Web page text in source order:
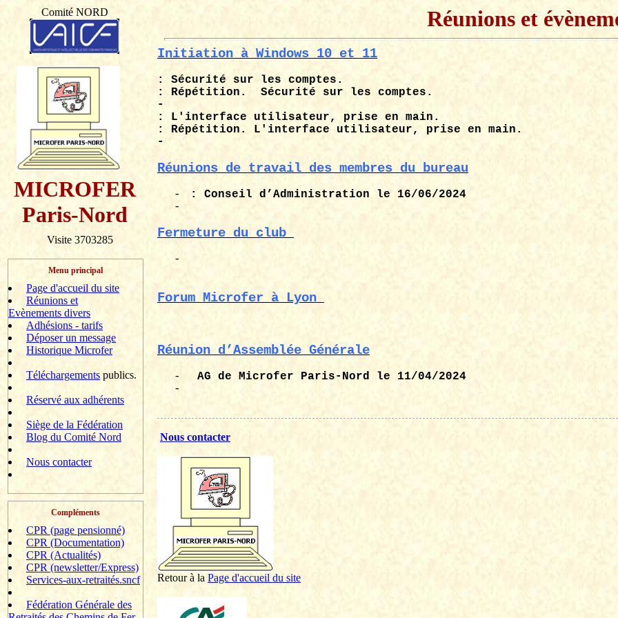
Comité NORD
MICROFER
Paris-Nord
Visite 3703285
Menu principal
Page d'accueil du site
Réunions et
Evènements divers
Adhésions - tarifs
Déposer un message
Historique Microfer
Téléchargements publics.
Réservé aux adhérents
Siège de la Fédération
Blog du Comité Nord
Nous contacter
Compléments
CPR (page pensionné)
CPR (Documentation)
CPR (Actualités)
CPR (newsletter/Express)
Services-aux-retraités.sncf
Fédération Générale des
Réunions et
Initiation à Windows 10 et 11
: Sécurité sur les comptes.
: Répétition.
Sécurité sur les comptes.
-
: L'interface utilisateur, prise en main.
: Répétition. L'interface utilisateur, prise en main.
-
Réunions de travail des membres du bureau
-
: Conseil d’Administration le 16/06/2024
-
Fermeture du club
-
Forum Microfer à Lyon
Réunion d’Assemblée Générale
- AG de Microfer Paris-Nord le 11/04/2024
-
Nous contacter
Retour à la Page d'accueil du site